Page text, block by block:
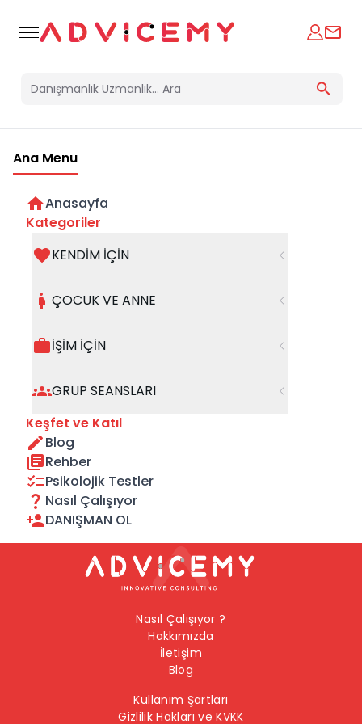
Ana Menu
Anasayfa
Kategoriler
KENDİM İÇİN
ÇOCUK VE ANNE
İŞİM İÇİN
GRUP SEANSLARI
Keşfet ve Katıl
Blog
Rehber
Psikolojik Testler
Nasıl Çalışıyor
DANIŞMAN OL
halinde whatsapp hattımızdan iletişime
Nasıl Çalışıyor ?
Hakkımızda
İletişim
Blog
Kullanım Şartları
Gizlilik Hakları ve KVKK